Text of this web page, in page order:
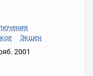
Экшен
2001